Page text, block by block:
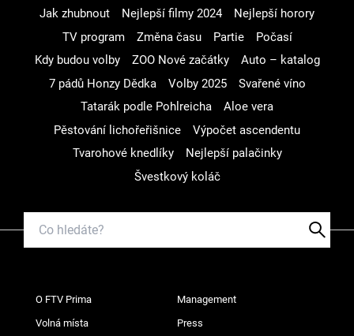
Jak zhubnout Nejlepší filmy 2024
Nejlepší horory
TV program
Změna času Partie
Počasí
Kdy budou volby
ZOO Nové začátky
Auto – katalog
7 pádů Honzy Dědka
Volby 2025
Svařené víno
Tatarák podle Pohlreicha
Aloe vera
Pěstování lichořeřišnice
Výpočet ascendentu
Tvarohové knedlíky
Nejlepší palačinky
Švestkový koláč
O FTV Prima Management
Volná místa Press